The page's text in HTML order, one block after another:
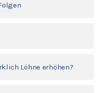
Löhne erhöhen?